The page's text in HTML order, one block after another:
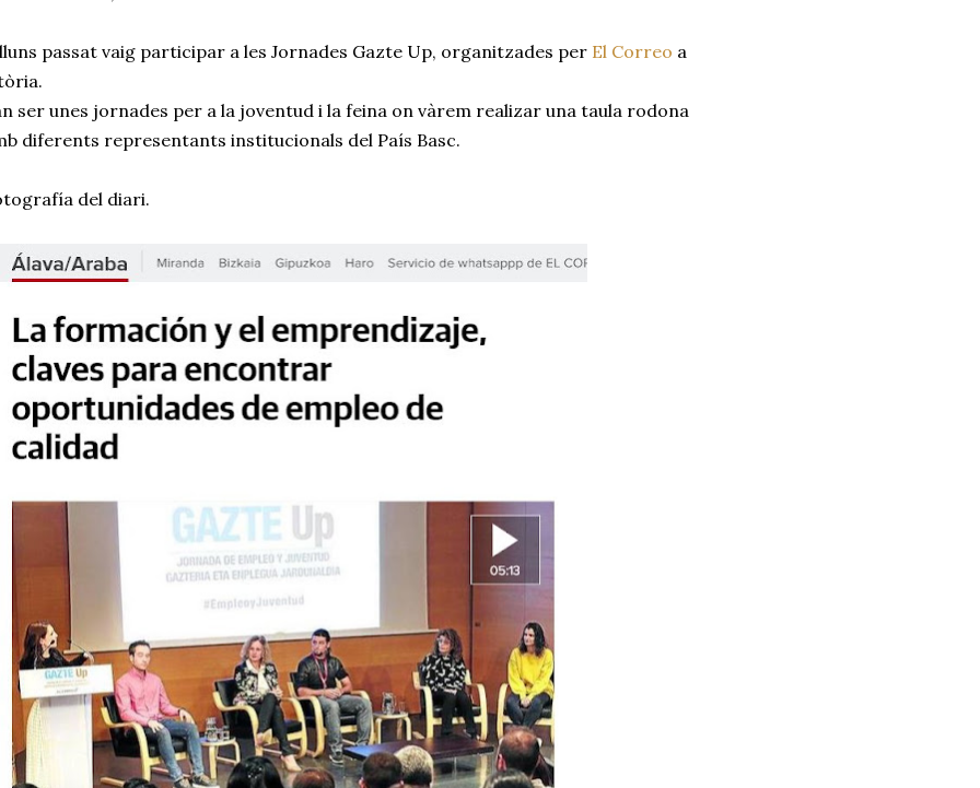
passat vaig participar a les Jornades Gazte Up, organitzades per El Correo a
ser unes jornades per a la joventud i la feina on vàrem realizar una taula rodona
diferents representants institucionals del País Basc.
del diari.